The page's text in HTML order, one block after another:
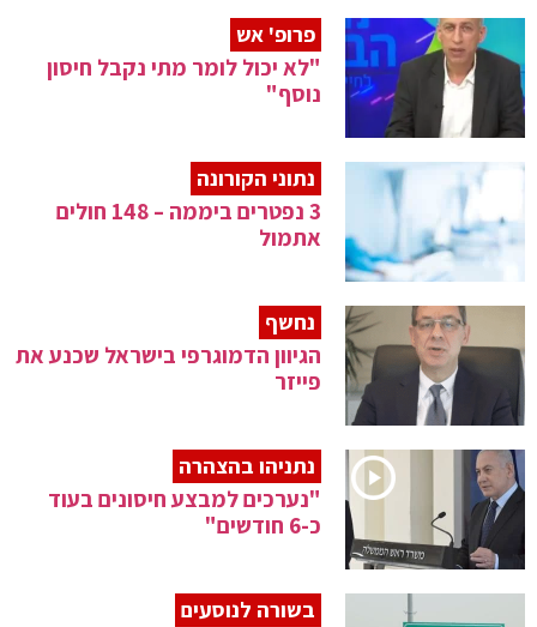
פרופ' אש
"לא יכול לומר מתי נקבל חיסון
נוסף"
נתוני הקורונה
3 נפטרים ביממה – 148 חולים
אתמול
נחשף
הגיוון הדמוגרפי בישראל שכנע את
פייזר
נתניהו בהצהרה
"נערכים למבצע חיסונים בעוד
כ-6 חודשים"
בשורה לנוסעים